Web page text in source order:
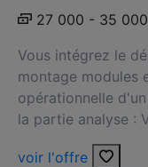
27 000 - 35
Vous intégrez le
montage modules
opérationnelle
la partie analyse :
voir l'offre